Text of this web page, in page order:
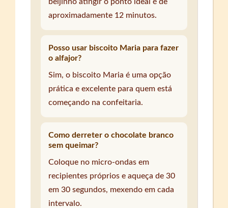
aproximadamente 12 minutos.
Posso usar biscoito Maria para fazer
o alfajor?
Sim, o biscoito Maria é uma opção
prática e excelente para quem está
começando na confeitaria.
Como derreter o chocolate branco
sem queimar?
Coloque no micro-ondas em
recipientes próprios e aqueça de 30
em 30 segundos, mexendo em cada
intervalo.